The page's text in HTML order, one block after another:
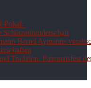
Pokal:
Schützenbruderschaft
Bernd Aymanns
Tradition: Patronatsfest